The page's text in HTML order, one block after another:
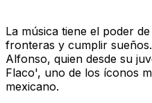
La música tiene el poder
fronteras y cumplir
Alfonso, quien desde su
Flaco', uno de los íconos
mexicano.